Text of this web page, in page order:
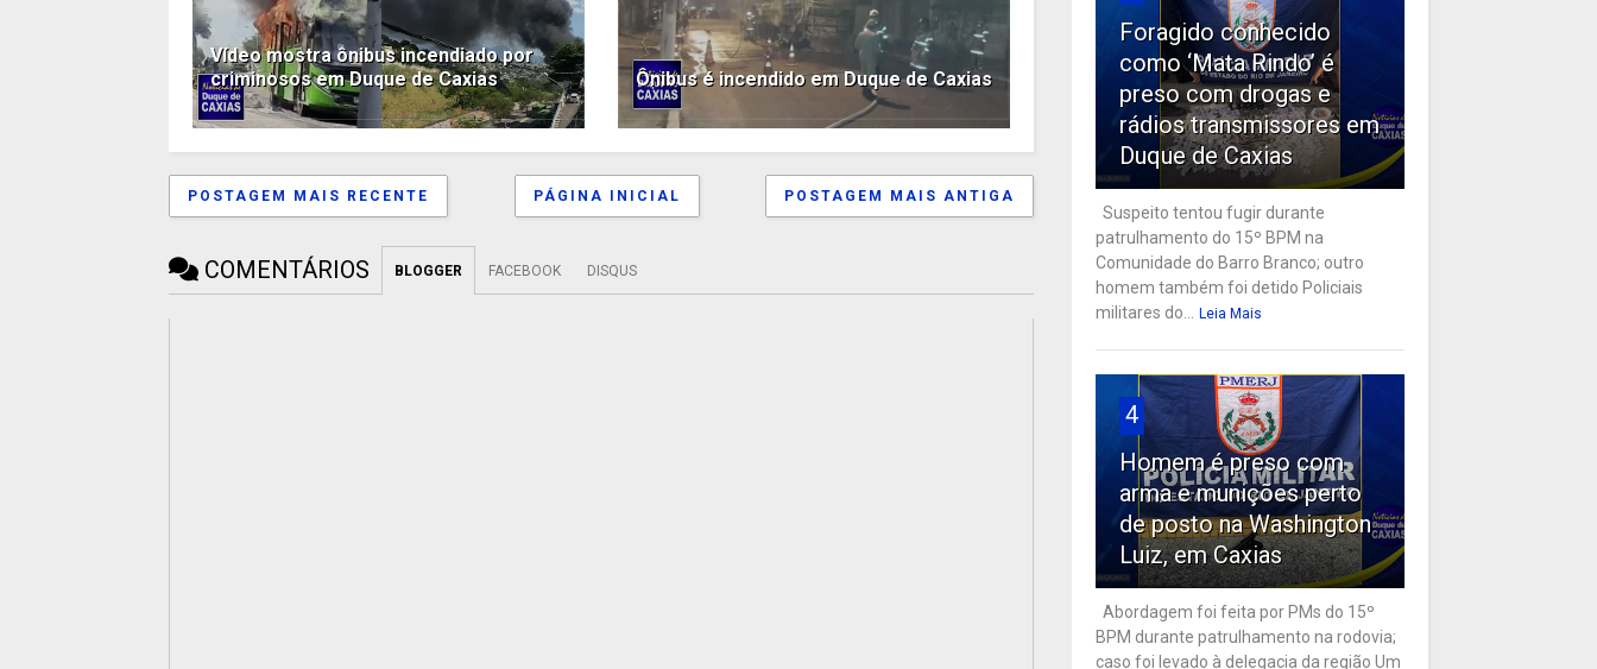
Vídeo mostra ônibus incendiado por
criminosos em Duque de Caxias
Ônibus é incendido em Duque de Caxias
POSTAGEM MAIS RECENTE POSTAGEM MAIS ANTIGA
PÁGINA INICIAL
COMENTÁRIOS BLOGGER FACEBOOK DISQUS
Foragido conhecido
como ‘Mata Rindo’ é
preso com drogas e
rádios transmissores em
Duque de Caxias
Suspeito tentou fugir durante
patrulhamento do 15º BPM na
Comunidade do Barro Branco; outro
homem também foi detido Policiais
militares do...
Leia Mais
4
Homem é preso com
arma e munições perto
de posto na Washington
Luiz, em Caxias
Abordagem foi feita por PMs do 15º
BPM durante patrulhamento na rodovia;
caso foi levado à delegacia da região Um